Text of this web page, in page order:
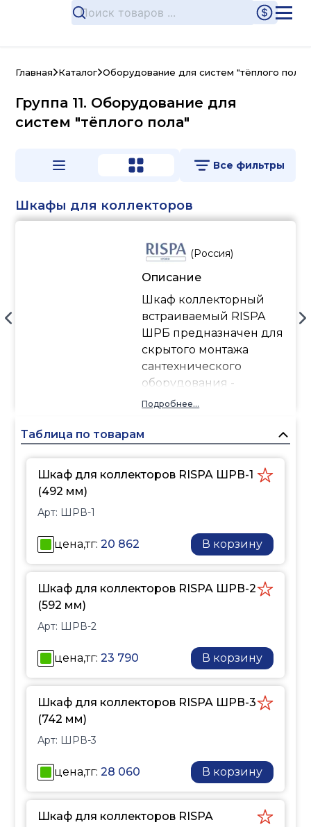
Главная Каталог Оборудование для систем "тёплого пола"
Группа 11. Оборудование для
систем "тёплого пола"
Все фильтры
Шкафы для коллекторов
(Россия)
Описание
Шкаф коллекторный
встраиваемый RISPA
ШРБ предназначен для
скрытого монтажа
сантехнического
оборудования -
коллекторы (гребёнки)
коллекторы отопления,
водоснабжения, насосы,
(краны) и другие
элементы, которые
входят в систему
отопления и
водоснабжения. Все
стали толщиной 0,8 мм,
перед покраской
фосфатирования.
Подробнее...
Таблица по товарам
Шкаф для коллекторов RISPA ШРВ-1
(492 мм)
Арт: ШРВ-1
цена,тг:20 862 В корзину
Шкаф для коллекторов RISPA ШРВ-2
(592 мм)
Арт: ШРВ-2
цена,тг:23 790 В корзину
Шкаф для коллекторов RISPA ШРВ-3
(742 мм)
Арт: ШРВ-3
цена,тг:28 060 В корзину
Шкаф для коллекторов RISPA